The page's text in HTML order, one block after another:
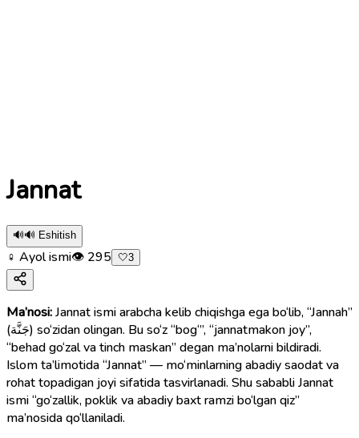
Jannat
🔊🔊 Eshitish
♀ Ayol ismi👁 295 🤍3
Ma’nosi:Jannat ismi arabcha kelib chiqishga ega bo‘lib, “Jannah”
(جَنَّة) so‘zidan olingan. Bu so‘z “bog‘”, “jannatmakon joy”,
“behad go‘zal va tinch maskan” degan ma’nolarni bildiradi.
Islom ta’limotida “Jannat” — mo‘minlarning abadiy saodat va
rohat topadigan joyi sifatida tasvirlanadi. Shu sababli Jannat
ismi “go‘zallik, poklik va abadiy baxt ramzi bo‘lgan qiz”
ma’nosida qo‘llaniladi.